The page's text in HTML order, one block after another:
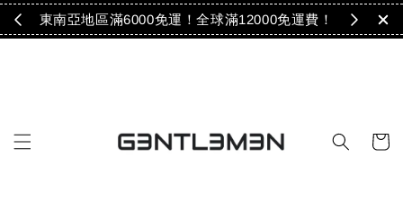
！ 東南亞地區滿6000免運！全球滿12000免運費！